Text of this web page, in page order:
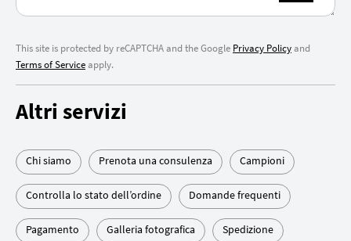
This site is protected by reCAPTCHA and the Google Privacy Policyand
Terms of Serviceapply.
Altri servizi
Chi siamo Prenota una consulenza Campioni
Controlla lo stato dell’ordine Domande frequenti
Pagamento Galleria fotografica Spedizione